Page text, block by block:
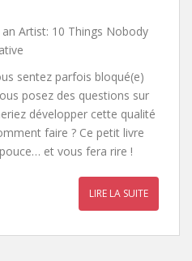
an Artist: 10 Things Nobody
sentez parfois bloqué(e)
posez des questions sur
développer cette qualité
faire ? Ce petit livre
et vous fera rire !
LIRE LA SUITE